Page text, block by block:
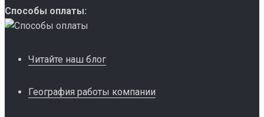
Способы оплаты:
Читайте наш блог
География работы компании